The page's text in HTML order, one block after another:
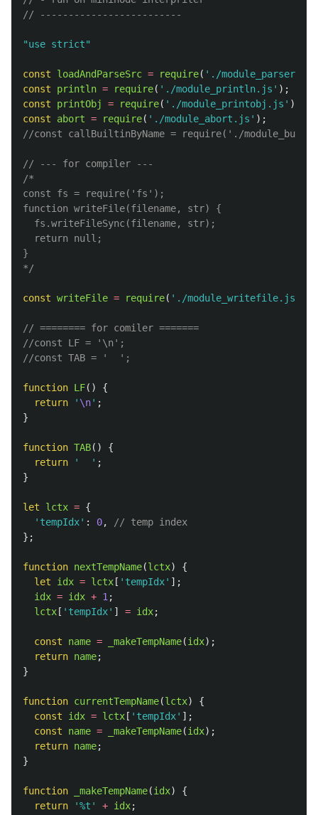
// -------------------------
"use strict"
const loadAndParseSrc = require( ' ./
const
println = require( ' ./module_println.js ' );
const
printObj = require( ' ./module_printobj.js ' );
const
abort = require( ' ./module_abort.js ' );
//const callBuiltinByName = require('./
// --- for compiler ---
/*
const fs = require('fs');
function writeFile(filename, str) {
  fs.writeFileSync(filename, str);
  return null;
}
*/
const writeFile = require( ' ./module_writefile.js
// ======== for comiler =======
//const LF = '\n';
//const TAB = '  ';
function LF()
{
return
' \n' ;
}
function TAB()
{
return
' ' ;
}
let lctx = {
' tempIdx' : 0,
// temp index
};
function nextTempName(lctx)
{
let
idx = lctx [ ' tempIdx' ];
idx = idx + 1 ;
lctx [ ' tempIdx' ] = idx;
const name = _makeTempName(idx);
return name;
}
function currentTempName(lctx)
{
const
idx = lctx [ ' tempIdx' ];
const
name = _makeTempName(idx);
return name;
}
function _makeTempName(idx)
{
return
'%t ' + idx;